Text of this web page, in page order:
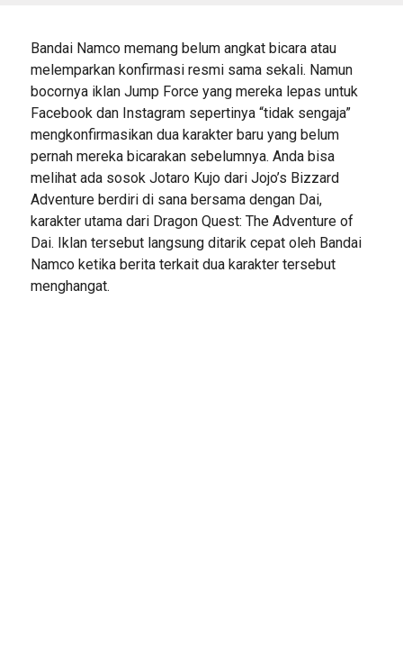
Bandai Namco memang belum angkat bicara atau
melemparkan konfirmasi resmi sama sekali. Namun
bocornya iklan Jump Force yang mereka lepas untuk
Facebook dan Instagram sepertinya “tidak sengaja”
mengkonfirmasikan dua karakter baru yang belum
pernah mereka bicarakan sebelumnya. Anda bisa
melihat ada sosok Jotaro Kujo dari Jojo’s Bizzard
Adventure berdiri di sana bersama dengan Dai,
karakter utama dari Dragon Quest: The Adventure of
Dai. Iklan tersebut langsung ditarik cepat oleh Bandai
Namco ketika berita terkait dua karakter tersebut
menghangat.